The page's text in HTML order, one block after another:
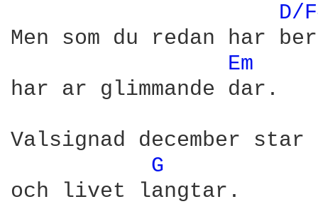
D/
Men som du redan har
Em
har ar glimmande dar.
Valsignad december
G
och livet langtar.